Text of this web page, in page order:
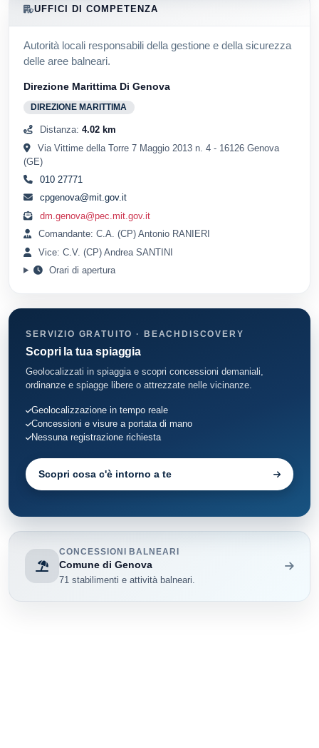
UFFICI DI COMPETENZA
Autorità locali responsabili della gestione e della sicurezza
delle aree balneari.
Direzione Marittima Di Genova
DIREZIONE MARITTIMA
Distanza: 4.02 km
Via Vittime della Torre 7 Maggio 2013 n. 4 - 16126 Genova
(GE)
010 27771
cpgenova@mit.gov.it
dm.genova@pec.mit.gov.it
Comandante: C.A. (CP) Antonio RANIERI
Vice: C.V. (CP) Andrea SANTINI
Orari di apertura
SERVIZIO GRATUITO · BEACHDISCOVERY
Scopri la tua spiaggia
Geolocalizzati in spiaggia e scopri concessioni demaniali,
ordinanze e spiagge libere o attrezzate nelle vicinanze.
Geolocalizzazione in tempo reale
Concessioni e visure a portata di mano
Nessuna registrazione richiesta
Scopri cosa c'è intorno a te
CONCESSIONI BALNEARI
Comune di Genova
71 stabilimenti e attività balneari.